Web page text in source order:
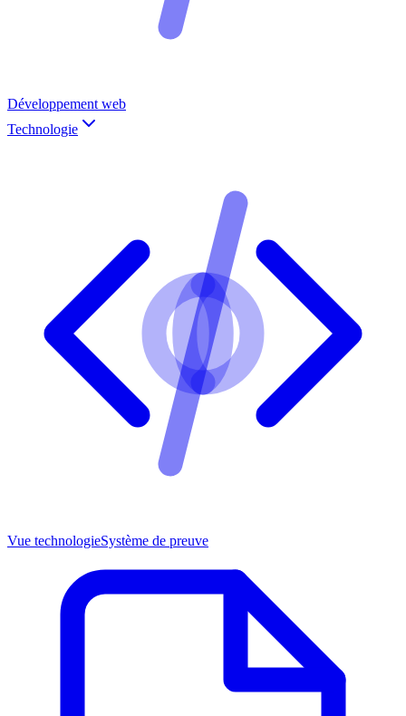
Développement web
Technologie
Vue technologieSystème de preuve